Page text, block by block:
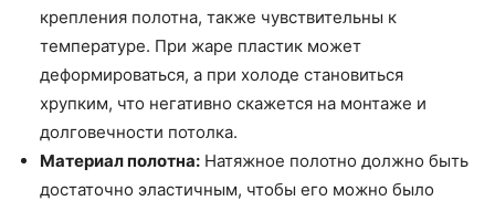
крепления полотна, также чувствительны к
температуре. При жаре пластик может
деформироваться, а при холоде становиться
хрупким, что негативно скажется на монтаже и
долговечности потолка.
Материал полотна: Натяжное полотно должно быть
достаточно эластичным, чтобы его можно было